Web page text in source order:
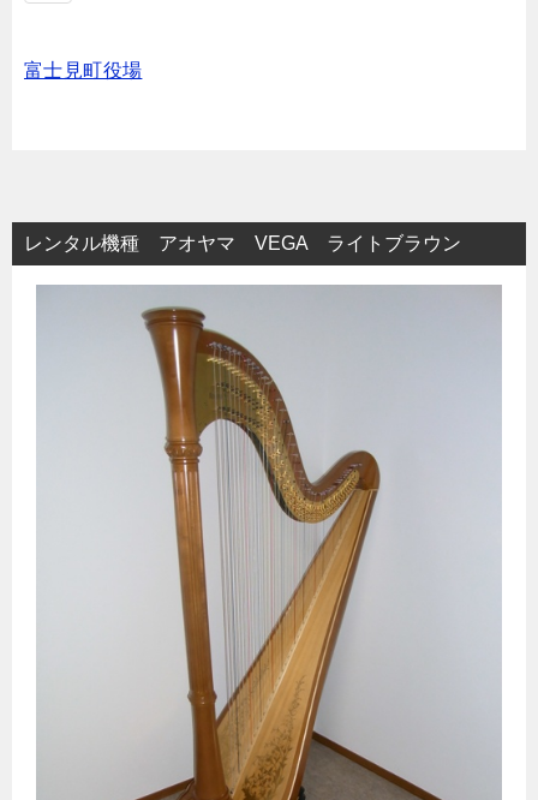
富士見町役場
レンタル機種 アオヤマ VEGA ライトブラウン